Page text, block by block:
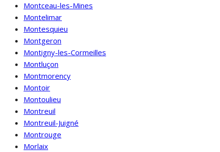
Montceau-les-Mines
Montelimar
Montesquieu
Montgeron
Montigny-les-Cormeilles
Montluçon
Montmorency
Montoir
Montoulieu
Montreuil
Montreuil-Juigné
Montrouge
Morlaix